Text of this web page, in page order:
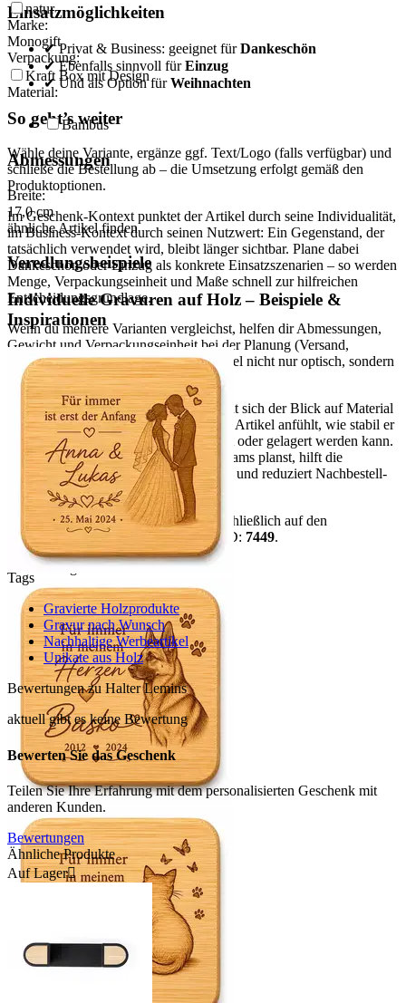
Einsatzmöglichkeiten
✔ Privat & Business: geeignet fürDankeschön
✔ Ebenfalls sinnvoll fürEinzug
✔ Und als Option fürWeihnachten
So geht’s weiter
Wähle deine Variante, ergänze ggf. Text/Logo (falls verfügbar) und
schließe die Bestellung ab – die Umsetzung erfolgt gemäß den
Produktoptionen.
Im Geschenk-Kontext punktet der Artikel durch seine Individualität,
im Business-Kontext durch seinen Nutzwert: Ein Gegenstand, der
tatsächlich verwendet wird, bleibt länger sichtbar. Plane dabei
Dankeschön oder Einzug als konkrete Einsatzszenarien – so werden
Menge, Verpackungseinheit und Maße schnell zur hilfreichen
Entscheidungsgrundlage.
Wenn du mehrere Varianten vergleichst, helfen dir Abmessungen,
Gewicht und Verpackungseinheit bei der Planung (Versand,
Lagerung, Ausgabe). So passt der Artikel nicht nur optisch, sondern
auch organisatorisch in deinen Prozess.
Für eine sichere Kaufentscheidung lohnt sich der Blick auf Material
und Maße: Sie bestimmen, wie sich der Artikel anfühlt, wie stabil er
im Gebrauch ist und wie er transportiert oder gelagert werden kann.
Wenn du für mehrere Personen oder Teams planst, hilft die
Verpackungseinheit bei der Kalkulation und reduziert Nachbestell-
Risiken.
Hinweis:Alle Aussagen basieren ausschließlich auf den
vorhandenen Artikeldaten. Datensatz-ID: 7449.
mehr anzeigen
natur
Marke:
Monogift
Verpackung:
Kraft Box mit Design
Material:
Bambus
Abmessungen
Breite:
17,0cm
ähnliche Artikel finden
Veredlungsbeispiele
Individuelle Gravuren auf Holz – Beispiele &
Inspirationen
Tags
Gravierte Holzprodukte
Gravur nach Wunsch
Nachhaltige Werbeartikel
Unikate aus Holz
Bewertungen zu Halter Lemins
aktuell gibt es keine Bewertung
Bewerten Sie das Geschenk
Teilen Sie Ihre Erfahrung mit dem personalisierten Geschenk mit
anderen Kunden.
Bewertungen
Ähnliche Produkte
Auf Lager